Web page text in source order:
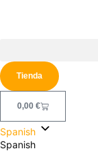
Tienda
0,00 €
Spanish
Spanish